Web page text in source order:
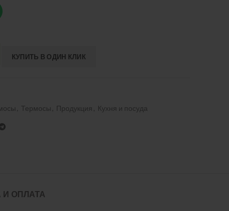
КУПИТЬ В ОДИН КЛИК
Термосы Продукция Кухня и посуда
ОПЛАТА